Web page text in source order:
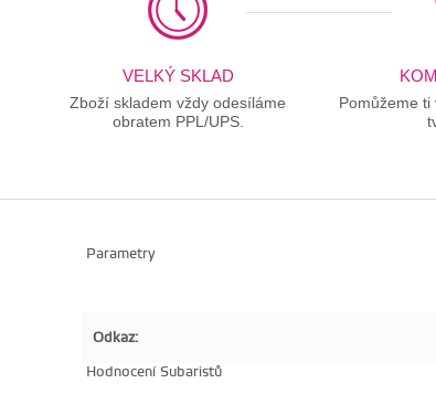
VELKÝ SKLAD
Zboží skladem vždy odesíláme
obratem PPL/UPS.
Pomůžeme
Parametry
Odkaz:
Hodnocení Subaristů